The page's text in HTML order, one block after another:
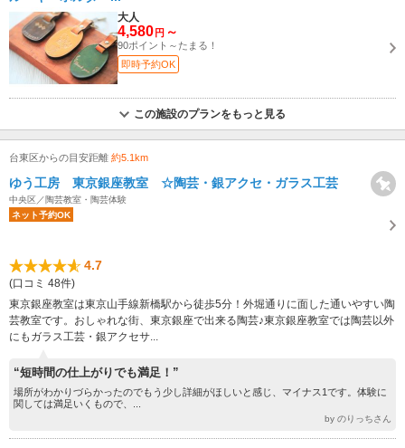
大人
4,580 円 ～
90ポイント～たまる！
即時予約OK
この施設のプランをもっと見る
台東区からの目安距離 約5.1km
ゆう工房 東京銀座教室 ☆陶芸・銀アクセ・ガラス工芸
中央区／陶芸教室・陶芸体験
ネット予約OK
4.7
(口コミ 48件)
東京銀座教室は東京山手線新橋駅から徒歩5分！外堀通りに面した通いやすい陶
芸教室です。おしゃれな街、東京銀座で出来る陶芸♪東京銀座教室では陶芸以外
にもガラス工芸・銀アクセサ...
“短時間の仕上がりでも満足！”
場所がわかりづらかったのでもう少し詳細がほしいと感じ、マイナス1です。体験に
関しては満足いくもので、...
by のりっちさん